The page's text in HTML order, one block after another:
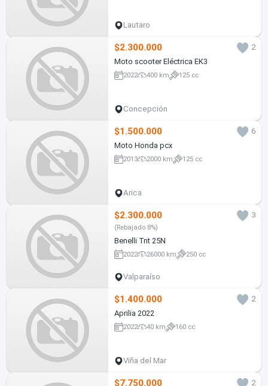
Lautaro
$2.300.000
2
Moto scooter Eléctrica EK3
2022 400 km 125 cc
Concepción
$1.500.000
6
Moto Honda pcx
2013 2000 km 125 cc
Arica
$2.300.000 3
(Rebajado 8%)
Benelli Tnt 25N
2022 26000 km 250 cc
Valparaíso
$1.400.000
2
Aprilia 2022
2022 40 km 160 cc
Viña del Mar
$7.750.000 2